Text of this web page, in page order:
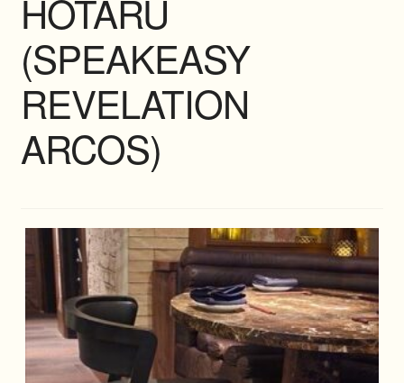
HOTARU
(SPEAKEASY
REVELATION
ARCOS)